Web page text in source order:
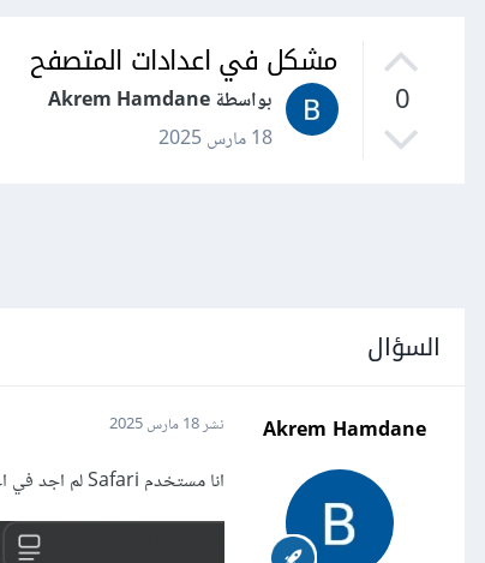
0
مشكل في اعدادات المتصفح
بواسطة Akrem Hamdane
18 مارس 2025
السؤال
Akrem Hamdane نشر18 مارس 2025
انا مستخدم Safari لم اجد في اعدادات المتصفح خيارات أخرى